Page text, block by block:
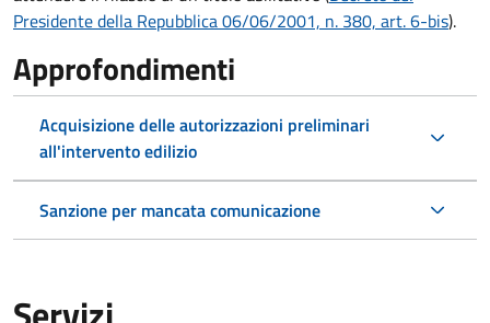
Presidente della Repubblica 06/06/2001, n. 380, art. 6-bis).
Approfondimenti
Acquisizione delle autorizzazioni preliminari
all'intervento edilizio
Sanzione per mancata comunicazione